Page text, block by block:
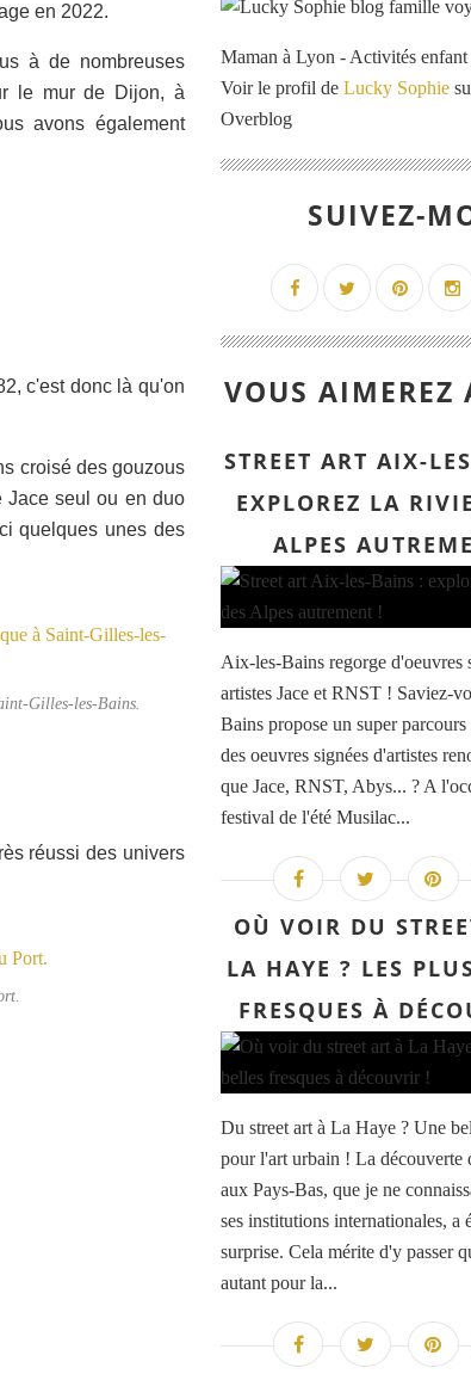
en 2022.
à de nombreuses
le mur de Dijon, à
avons également
c'est donc là qu'on
croisé des gouzous
Jace seul ou en duo
quelques unes des
Gilles-les-Bains.
réussi des univers
Maman à Lyon - Activités enfant
Voir le profil de Lucky Sophie
Overblog
SUIVEZ-
VOUS AIMEREZ
STREET ART AIX-
EXPLOREZ LA
ALPES
Aix-les-Bains regorge d'oeuvres
artistes Jace et RNST ! Saviez-
Bains propose un super parcours
des oeuvres signées d'artistes
que Jace, RNST, Abys... ? A
festival de l'été Musilac...
OÙ VOIR DU
LA HAYE ? LES
FRESQUES À
Du street art à La Haye ? Une
pour l'art urbain ! La découverte
aux Pays-Bas, que je ne
ses institutions internationales, a
surprise. Cela mérite d'y passer
autant pour la...